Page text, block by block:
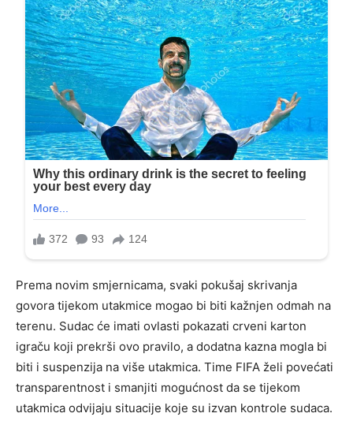
Prema novim smjernicama, svaki pokušaj skrivanja
govora tijekom utakmice mogao bi biti kažnjen odmah na
terenu. Sudac će imati ovlasti pokazati crveni karton
igraču koji prekrši ovo pravilo, a dodatna kazna mogla bi
biti i suspenzija na više utakmica. Time FIFA želi povećati
transparentnost i smanjiti mogućnost da se tijekom
utakmica odvijaju situacije koje su izvan kontrole sudaca.